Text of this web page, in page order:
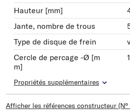
Hauteur [mm]
Jante, nombre de trous
Type de disque de frein
Cercle de percage -Ø [m
m]
Propriétés supplémentaires
Afficher les références constructeur (N°